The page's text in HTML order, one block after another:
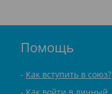
Помощь
Как вступить в союз?